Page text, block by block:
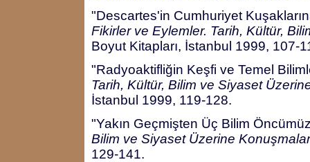
"Descartes'in Cumhuriyet
Fikirler ve Eylemler. Tarih, Kültür,
Boyut Kitapları, İstanbul 1999, 107-
"Radyoaktifliğin Keşfi ve Temel
Tarih, Kültür, Bilim ve Siyaset
İstanbul 1999, 119-128.
"Yakın Geçmişten Üç Bilim
Bilim ve Siyaset Üzerine Konuşmalar
129-141.